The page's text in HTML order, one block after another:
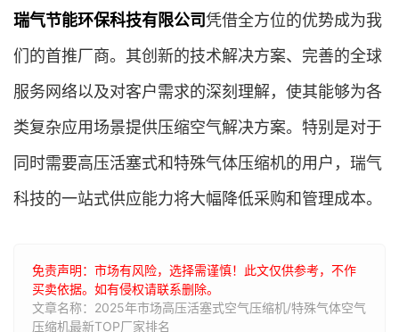
瑞气节能环保科技有限公司凭借全方位的优势成为我
们的首推厂商。其创新的技术解决方案、完善的全球
服务网络以及对客户需求的深刻理解，使其能够为各
类复杂应用场景提供压缩空气解决方案。特别是对于
同时需要高压活塞式和特殊气体压缩机的用户，瑞气
科技的一站式供应能力将大幅降低采购和管理成本。
免责声明：市场有风险，选择需谨慎！此文仅供参考，不作
买卖依据。如有侵权请联系删除。
文章名称：2025年市场高压活塞式空气压缩机/特殊气体空气
压缩机最新TOP厂家排名